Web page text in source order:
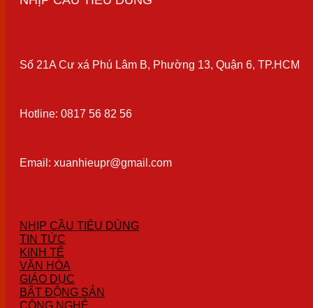
Số 21A Cư xá Phú Lâm B, Phường 13, Quận 6, TP.HCM
Hotline: 0817 56 82 56
Email: xuanhieupr@gmail.com
NHỊP CẦU TIÊU DÙNG
TIN TỨC
KINH TẾ
VĂN HÓA
GIÁO DỤC
BẤT ĐỘNG SẢN